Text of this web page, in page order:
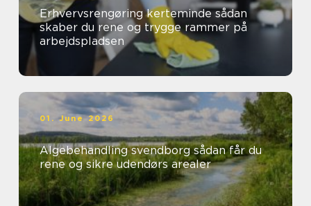
Erhvervsrengøring kerteminde sådan
skaber du rene og trygge rammer på
arbejdspladsen
01. June 2026
Algebehandling svendborg sådan får du
rene og sikre udendørs arealer